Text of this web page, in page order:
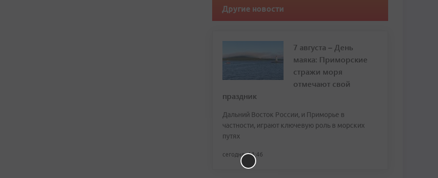
Другие новости
7 августа – День
маяка: Приморские
стражи моря
отмечают свой
праздник
Дальний Восток России, и Приморье в
частности, играют ключевую роль в морских
путях
сегодня, 13:46